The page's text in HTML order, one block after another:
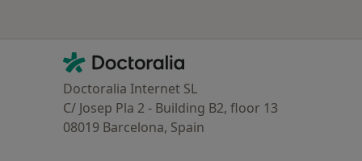
Contacto
Doctoralia - Homepage
Doctoralia Internet SL
C/ Josep Pla 2 - Building B2, floor 13
08019 Barcelona, Spain